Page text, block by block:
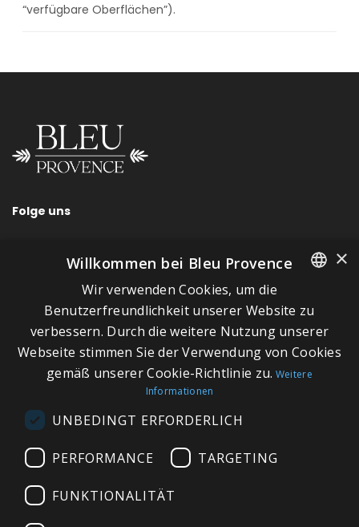
“verfügbare Oberflächen”).
Folge uns
SCHNELLLINKS
Über Bleu Provence
Impressum
Geschäftsbedingungen
Kontaktieren Sie uns
Besuchen Sie unseren Showroom
FRENCH
ITALIAN
×
Willkommen bei Bleu Provence
Wir verwenden Cookies, um die
Benutzerfreundlichkeit unserer Website zu
verbessern. Durch die weitere Nutzung unserer
Webseite stimmen Sie der Verwendung von Cookies
gemäß unserer Cookie-Richtlinie zu. Weitere
Informationen
UNBEDINGT ERFORDERLICH
PERFORMANCE TARGETING
FUNKTIONALITÄT